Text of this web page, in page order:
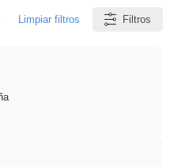
Limpiar filtros Filtros